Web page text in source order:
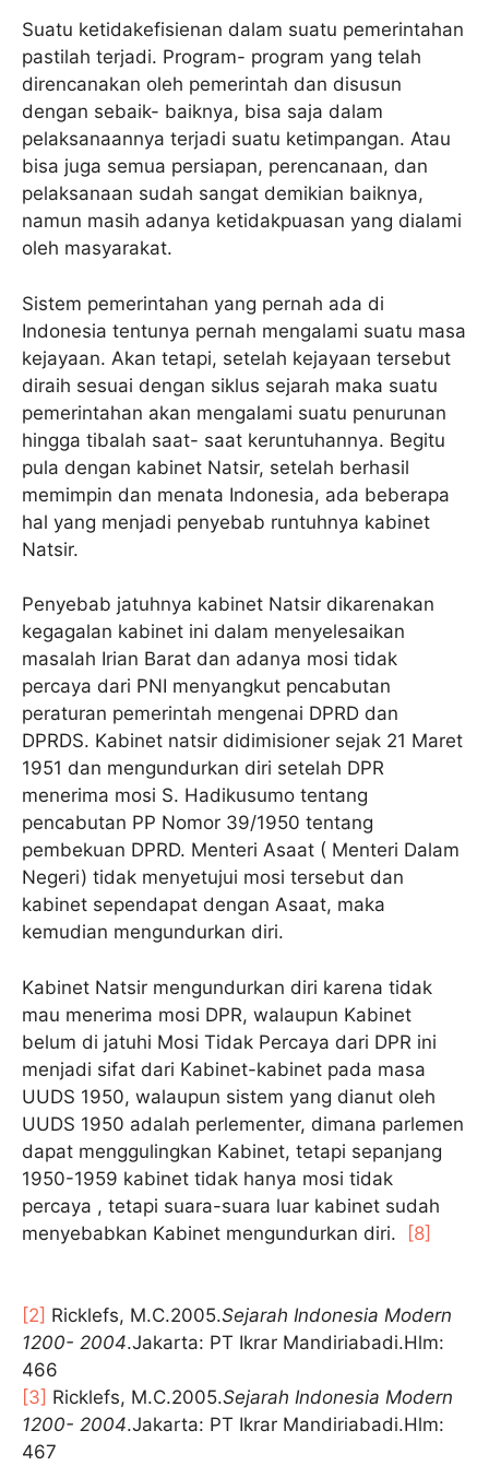
Suatu ketidakefisienan dalam suatu pemerintahan
pastilah terjadi. Program- program yang telah
direncanakan oleh pemerintah dan disusun
dengan sebaik- baiknya, bisa saja dalam
pelaksanaannya terjadi suatu ketimpangan. Atau
bisa juga semua persiapan, perencanaan, dan
pelaksanaan sudah sangat demikian baiknya,
namun masih adanya ketidakpuasan yang dialami
oleh masyarakat.
Sistem pemerintahan yang pernah ada di
Indonesia tentunya pernah mengalami suatu masa
kejayaan. Akan tetapi, setelah kejayaan tersebut
diraih sesuai dengan siklus sejarah maka suatu
pemerintahan akan mengalami suatu penurunan
hingga tibalah saat- saat keruntuhannya. Begitu
pula dengan kabinet Natsir, setelah berhasil
memimpin dan menata Indonesia, ada beberapa
hal yang menjadi penyebab runtuhnya kabinet
Natsir.
Penyebab jatuhnya kabinet Natsir dikarenakan
kegagalan kabinet ini dalam menyelesaikan
masalah Irian Barat dan adanya mosi tidak
percaya dari PNI menyangkut pencabutan
peraturan pemerintah mengenai DPRD dan
DPRDS. Kabinet natsir didimisioner sejak 21 Maret
1951 dan mengundurkan diri setelah DPR
menerima mosi S. Hadikusumo tentang
pencabutan PP Nomor 39/1950 tentang
pembekuan DPRD. Menteri Asaat ( Menteri Dalam
Negeri) tidak menyetujui mosi tersebut dan
kabinet sependapat dengan Asaat, maka
kemudian mengundurkan diri.
Kabinet Natsir mengundurkan diri karena tidak
mau menerima mosi DPR, walaupun Kabinet
belum di jatuhi Mosi Tidak Percaya dari DPR ini
menjadi sifat dari Kabinet-kabinet pada masa
UUDS 1950, walaupun sistem yang dianut oleh
UUDS 1950 adalah perlementer, dimana parlemen
dapat menggulingkan Kabinet, tetapi sepanjang
1950-1959 kabinet tidak hanya mosi tidak
percaya , tetapi suara-suara luar kabinet sudah
menyebabkan Kabinet mengundurkan diri.
[8]
[2] Ricklefs, M.C.2005.Sejarah Indonesia Modern
1200- 2004.Jakarta: PT Ikrar Mandiriabadi.Hlm:
466
[3] Ricklefs, M.C.2005.Sejarah Indonesia Modern
1200- 2004.Jakarta: PT Ikrar Mandiriabadi.Hlm:
467